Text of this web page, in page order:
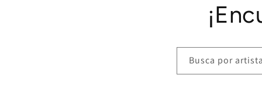
Busca por